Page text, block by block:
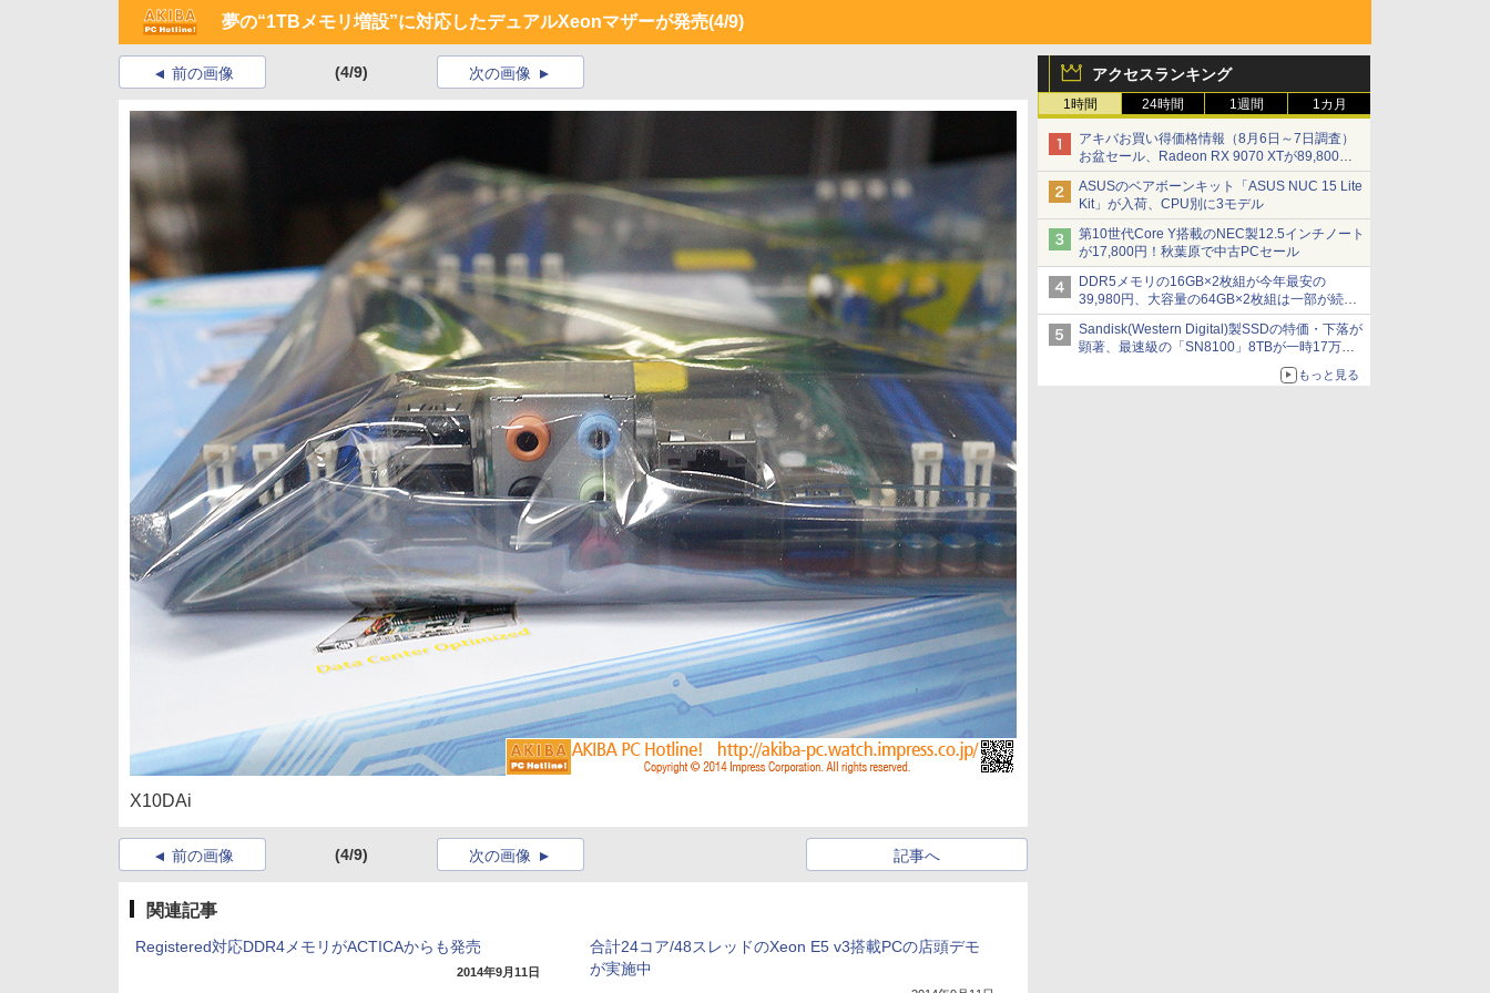
夢の“1TBメモリ増設”に対応したデュアルXeonマザーが発売(4/9)
アクセスランキング
1時間 24時間 1週間 1カ月
アキバお買い得価格情報（8月6日～7日調査）
お盆セール、Radeon RX 9070 XTが89,800
円、水平周波数24.8kHz対応の17型モニターが
9,801円、暑さ指数連動セール ほか
ASUSのベアボーンキット「ASUS NUC 15 Lite
Kit」が入荷、CPU別に3モデル
第10世代Core Y搭載のNEC製12.5インチノート
が17,800円！秋葉原で中古PCセール
DDR5メモリの16GB×2枚組が今年最安の
39,980円、大容量の64GB×2枚組は一部が続騰
[8月前半のメモリ価格]
Sandisk(Western Digital)製SSDの特価・下落が
顕著、最速級の「SN8100」8TBが一時17万円
もっと見る
前の画像 (4/9) 次の画像
X10DAi
前の画像 (4/9) 記事へ
次の画像
関連記事
Registered対応DDR4メモリがACTICAからも発売
2014年9月11日
合計24コア/48スレッドのXeon E5 v3搭載PCの店頭デモ
が実施中